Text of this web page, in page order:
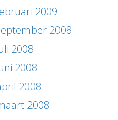
2009
2008
2008
2008
2008
2008